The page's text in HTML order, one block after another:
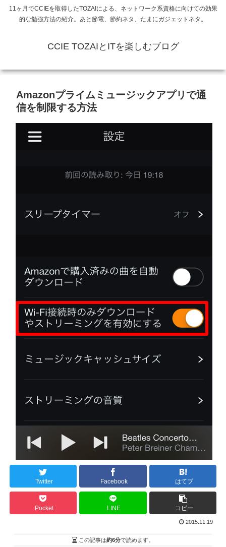
11ヶ月でCCIEを取得したTOZAIによる、ネットワーク系資格に向けての効果
的な勉強方法の紹介。あと節電、節約ネタ、たまにガジェットネタ。
CCIE TOZAIとITを楽しむブログ
Amazonプライムミュージックアプリで通
信を制限する方法
Twitter Facebook はてブ
Pocket LINE コピー
2015.11.19
この記事は約6分で読めます。